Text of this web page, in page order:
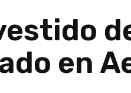
en